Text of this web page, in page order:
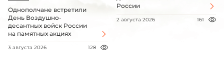
Однополчане встретили
День Воздушно-
десантных войск России
на памятных акциях
3 августа 2026 128
России
2 августа 2026 161